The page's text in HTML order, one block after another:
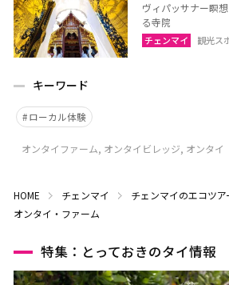
ヴィパッサナー瞑
る寺院
チェンマイ 観光ス
キーワード
ローカル体験
オンタイファーム, オンタイビレッジ, オンタイ
HOME チェンマイ チェンマイのエコツア
オンタイ・ファーム
特集：とっておきのタイ情報